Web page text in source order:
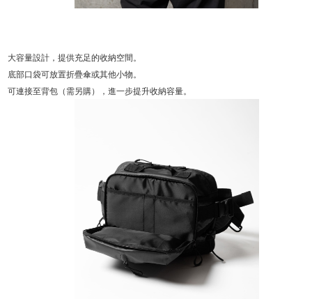
大容量設計，提供充足的收納空間。
底部口袋可放置折疊傘或其他小物。
可連接至背包（需另購），進一步提升收納容量。